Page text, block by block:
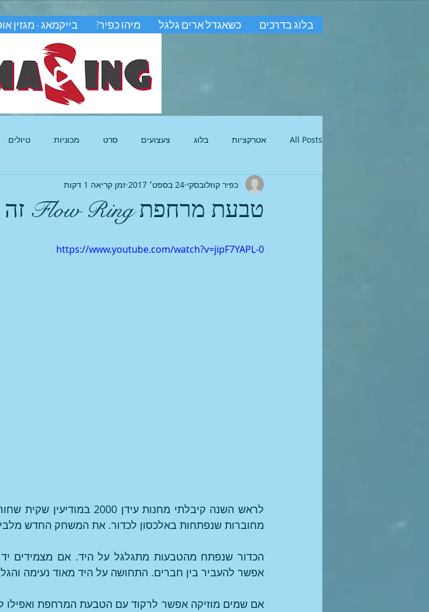
בלוג בדרכים כשאגדל ארים גלגל מיהו כפיר? בייקמאג - מגזין
All Posts אטרקציות בלוג צעצועים סרט מכוניות טיולים
טבעת מרחפת Flow Ring זה הלהיט הבא
כפיר קוזלובסקי 24 בספט׳ 2017 זמן קריאה 1 דקות
https://www.youtube.com/watch?v=jipF7YAPL-0
מחוברות שנפתחות באלכסון לכדור. את המשחק החדש
אפשר להעביר בין חברים. התחושה על היד מאוד נעימה